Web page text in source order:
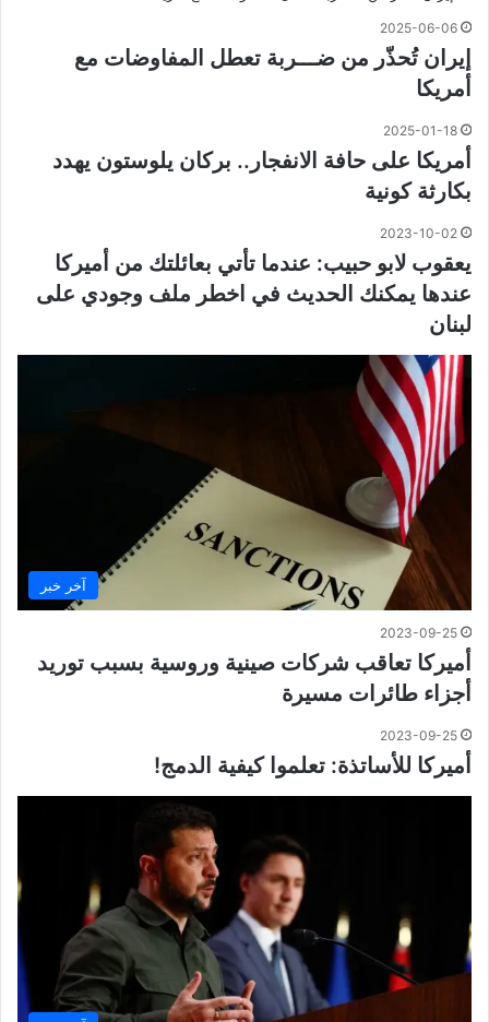
2025-06-06
إيران تُحذّر من ضـــربة تعطل المفاوضات مع
أمريكا
2025-01-18
أمريكا على حافة الانفجار.. بركان يلوستون يهدد
بكارثة كونية
2023-10-02
يعقوب لابو حبيب: عندما تأتي بعائلتك من أميركا
عندها يمكنك الحديث في اخطر ملف وجودي على
لبنان
آخر خبر
2023-09-25
أميركا تعاقب شركات صينية وروسية بسبب توريد
أجزاء طائرات مسيرة
2023-09-25
أميركا للأساتذة: تعلموا كيفية الدمج!